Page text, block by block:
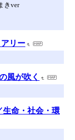
きver
リー
風が吹く
命・社会・環